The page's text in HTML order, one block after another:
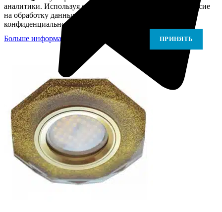
аналитики. Используя сайт, вы подтверждаете своё согласие
на обработку данных в соответствии с Политикой
конфиденциальности.
Больше информации
ПРИНЯТЬ